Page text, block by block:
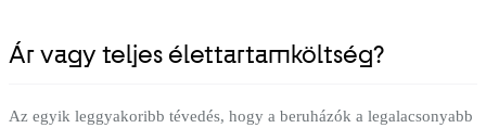
Ár vagy teljes élettartamköltség?
Az egyik leggyakoribb tévedés, hogy a beruházók a legalacsonyabb